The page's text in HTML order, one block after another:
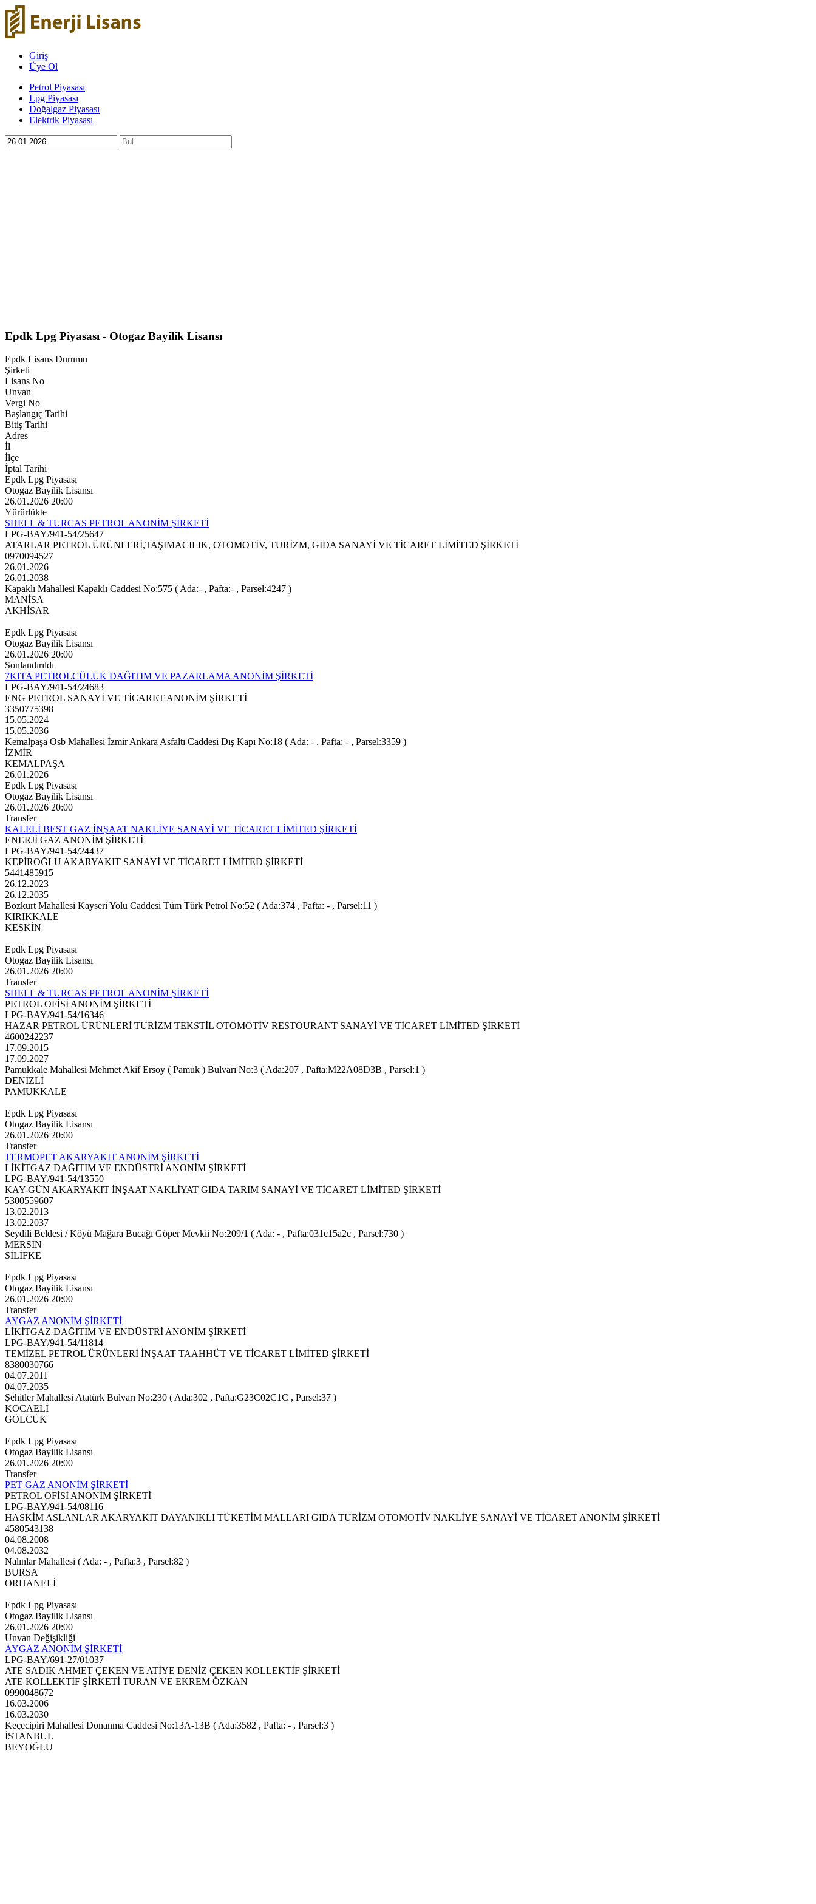
Giriş
Üye Ol
Petrol Piyasası
Lpg Piyasası
Doğalgaz Piyasası
Elektrik Piyasası
Epdk Lpg Piyasası - Otogaz Bayilik Lisansı
Epdk Lisans Durumu
Şirketi
Lisans No
Unvan
Vergi No
Başlangıç Tarihi
Bitiş Tarihi
Adres
İl
İlçe
İptal Tarihi
Epdk Lpg Piyasası
Otogaz Bayilik Lisansı
26.01.2026 20:00
Yürürlükte
SHELL & TURCAS PETROL ANONİM ŞİRKETİ
LPG-BAY/941-54/25647
ATARLAR PETROL ÜRÜNLERİ,TAŞIMACILIK, OTOMOTİV, TURİZM, GIDA SANAYİ VE TİCARET LİMİTED ŞİRKETİ
0970094527
26.01.2026
26.01.2038
Kapaklı Mahallesi Kapaklı Caddesi No:575 ( Ada:- , Pafta:- , Parsel:4247 )
MANİSA
AKHİSAR
Epdk Lpg Piyasası
Otogaz Bayilik Lisansı
26.01.2026 20:00
Sonlandırıldı
7KITA PETROLCÜLÜK DAĞITIM VE PAZARLAMA ANONİM ŞİRKETİ
LPG-BAY/941-54/24683
ENG PETROL SANAYİ VE TİCARET ANONİM ŞİRKETİ
3350775398
15.05.2024
15.05.2036
Kemalpaşa Osb Mahallesi İzmir Ankara Asfaltı Caddesi Dış Kapı No:18 ( Ada: - , Pafta: - , Parsel:3359 )
İZMİR
KEMALPAŞA
26.01.2026
Epdk Lpg Piyasası
Otogaz Bayilik Lisansı
26.01.2026 20:00
Transfer
KALELİ BEST GAZ İNŞAAT NAKLİYE SANAYİ VE TİCARET LİMİTED ŞİRKETİ
ENERJİ GAZ ANONİM ŞİRKETİ
LPG-BAY/941-54/24437
KEPİROĞLU AKARYAKIT SANAYİ VE TİCARET LİMİTED ŞİRKETİ
5441485915
26.12.2023
26.12.2035
Bozkurt Mahallesi Kayseri Yolu Caddesi Tüm Türk Petrol No:52 ( Ada:374 , Pafta: - , Parsel:11 )
KIRIKKALE
KESKİN
Epdk Lpg Piyasası
Otogaz Bayilik Lisansı
26.01.2026 20:00
Transfer
SHELL & TURCAS PETROL ANONİM ŞİRKETİ
PETROL OFİSİ ANONİM ŞİRKETİ
LPG-BAY/941-54/16346
HAZAR PETROL ÜRÜNLERİ TURİZM TEKSTİL OTOMOTİV RESTOURANT SANAYİ VE TİCARET LİMİTED ŞİRKETİ
4600242237
17.09.2015
17.09.2027
Pamukkale Mahallesi Mehmet Akif Ersoy ( Pamuk ) Bulvarı No:3 ( Ada:207 , Pafta:M22A08D3B , Parsel:1 )
DENİZLİ
PAMUKKALE
Epdk Lpg Piyasası
Otogaz Bayilik Lisansı
26.01.2026 20:00
Transfer
TERMOPET AKARYAKIT ANONİM ŞİRKETİ
LİKİTGAZ DAĞITIM VE ENDÜSTRİ ANONİM ŞİRKETİ
LPG-BAY/941-54/13550
KAY-GÜN AKARYAKIT İNŞAAT NAKLİYAT GIDA TARIM SANAYİ VE TİCARET LİMİTED ŞİRKETİ
5300559607
13.02.2013
13.02.2037
Seydili Beldesi / Köyü Mağara Bucağı Göper Mevkii No:209/1 ( Ada: - , Pafta:031c15a2c , Parsel:730 )
MERSİN
SİLİFKE
Epdk Lpg Piyasası
Otogaz Bayilik Lisansı
26.01.2026 20:00
Transfer
AYGAZ ANONİM ŞİRKETİ
LİKİTGAZ DAĞITIM VE ENDÜSTRİ ANONİM ŞİRKETİ
LPG-BAY/941-54/11814
TEMİZEL PETROL ÜRÜNLERİ İNŞAAT TAAHHÜT VE TİCARET LİMİTED ŞİRKETİ
8380030766
04.07.2011
04.07.2035
Şehitler Mahallesi Atatürk Bulvarı No:230 ( Ada:302 , Pafta:G23C02C1C , Parsel:37 )
KOCAELİ
GÖLCÜK
Epdk Lpg Piyasası
Otogaz Bayilik Lisansı
26.01.2026 20:00
Transfer
PET GAZ ANONİM ŞİRKETİ
PETROL OFİSİ ANONİM ŞİRKETİ
LPG-BAY/941-54/08116
HASKİM ASLANLAR AKARYAKIT DAYANIKLI TÜKETİM MALLARI GIDA TURİZM OTOMOTİV NAKLİYE SANAYİ VE TİCARET ANONİM ŞİRKETİ
4580543138
04.08.2008
04.08.2032
Nalınlar Mahallesi ( Ada: - , Pafta:3 , Parsel:82 )
BURSA
ORHANELİ
Epdk Lpg Piyasası
Otogaz Bayilik Lisansı
26.01.2026 20:00
Unvan Değişikliği
AYGAZ ANONİM ŞİRKETİ
LPG-BAY/691-27/01037
ATE SADIK AHMET ÇEKEN VE ATİYE DENİZ ÇEKEN KOLLEKTİF ŞİRKETİ
ATE KOLLEKTİF ŞİRKETİ TURAN VE EKREM ÖZKAN
0990048672
16.03.2006
16.03.2030
Keçecipiri Mahallesi Donanma Caddesi No:13A-13B ( Ada:3582 , Pafta: - , Parsel:3 )
İSTANBUL
BEYOĞLU